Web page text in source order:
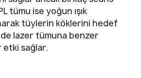
tümu ise yoğun ışık
tüylerin köklerini hedef
de lazer tümuna benzer
etki sağlar.